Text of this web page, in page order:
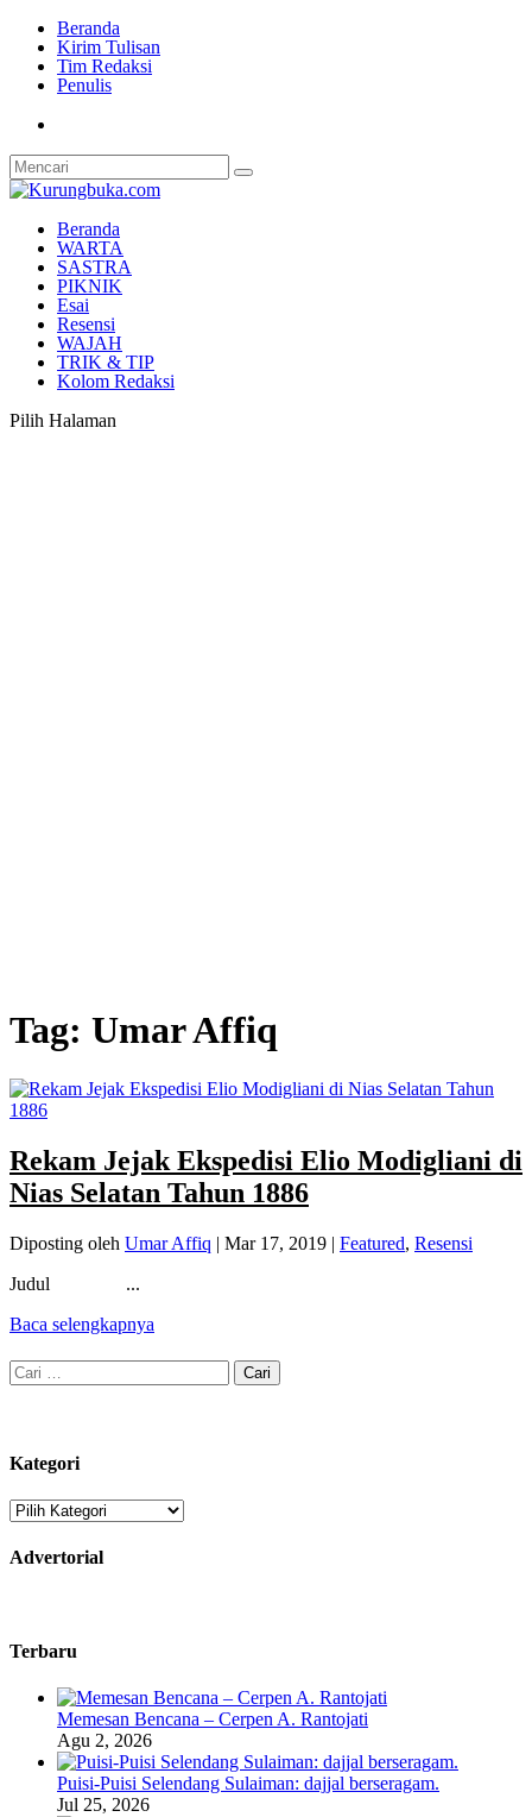
Beranda
Kirim Tulisan
Tim Redaksi
Penulis
Beranda
WARTA
SASTRA
PIKNIK
Esai
Resensi
WAJAH
TRIK & TIP
Kolom Redaksi
Pilih Halaman
Tag: Umar Affiq
Rekam Jejak Ekspedisi Elio Modigliani di
Nias Selatan Tahun 1886
Diposting oleh Umar Affiq | Mar 17, 2019 | Featured, Resensi
Judul ...
Baca selengkapnya
Cari
untuk:
Kategori
Kategori
Advertorial
Terbaru
Memesan Bencana – Cerpen A. Rantojati
Agu 2, 2026
Puisi-Puisi Selendang Sulaiman: dajjal berseragam.
Jul 25, 2026